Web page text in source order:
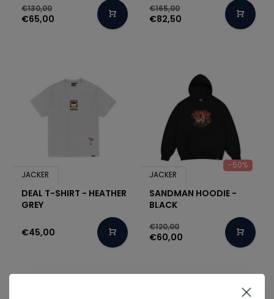
€130,00
€65,00
€165,00
€82,50
JACKER
DEAL T-SHIRT - HEATHER
GREY
€45,00
-50%
JACKER
SANDMAN HOODIE -
BLACK
€120,00
€60,00